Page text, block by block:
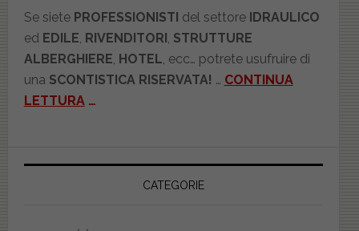
Se siete PROFESSIONISTI del settore IDRAULICO
ed EDILE, RIVENDITORI , STRUTTURE
ALBERGHIERE, HOTEL, ecc… potrete usufruire di
una SCONTISTICA RISERVATA! … CONTINUA
LETTURA…
CATEGORIE